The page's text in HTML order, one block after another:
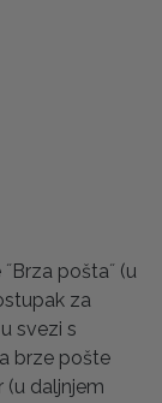
pošta˝ (u
za
svezi s
brze pošte
(u daljnjem